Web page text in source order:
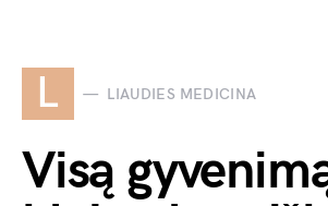
L LIAUDIES MEDICINA
Visą